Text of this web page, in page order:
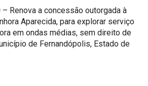
Renova a concessão outorgada à
Aparecida, para explorar serviço
em ondas médias, sem direito de
de Fernandópolis, Estado de